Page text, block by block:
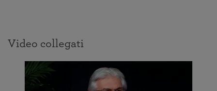
Video collegati